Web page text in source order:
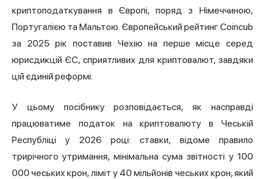
криптоподаткування в Європі, поряд з Німеччиною,
Португалією та Мальтою. Європейський рейтинг Coincub
за 2025 рік поставив Чехію на перше місце серед
юрисдикцій ЄС, сприятливих для криптовалют, завдяки
цій єдиній реформі.
У цьому посібнику розповідається, як насправді
працюватиме податок на криптовалюту в Чеській
Республіці у 2026 році: ставки, відоме правило
трирічного утримання, мінімальна сума звітності у 100
000 чеських крон, ліміт у 40 мільйонів чеських крон, який